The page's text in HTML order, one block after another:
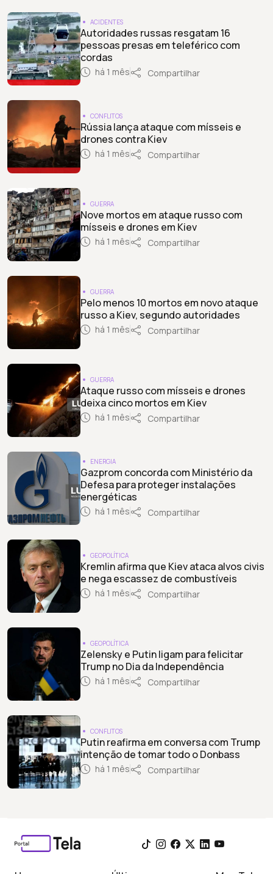
ACIDENTES
Autoridades russas resgatam 16
pessoas presas em teleférico com
cordas
há 1 mês Compartilhar
CONFLITOS
Rússia lança ataque com mísseis e
drones contra Kiev
há 1 mês Compartilhar
GUERRA
Nove mortos em ataque russo com
mísseis e drones em Kiev
há 1 mês Compartilhar
GUERRA
Pelo menos 10 mortos em novo ataque
russo a Kiev, segundo autoridades
há 1 mês Compartilhar
GUERRA
Ataque russo com mísseis e drones
deixa cinco mortos em Kiev
há 1 mês Compartilhar
ENERGIA
Gazprom concorda com Ministério da
Defesa para proteger instalações
energéticas
há 1 mês Compartilhar
GEOPOLÍTICA
Kremlin afirma que Kiev ataca alvos civis
e nega escassez de combustíveis
há 1 mês Compartilhar
GEOPOLÍTICA
Zelensky e Putin ligam para felicitar
Trump no Dia da Independência
há 1 mês Compartilhar
CONFLITOS
Putin reafirma em conversa com Trump
intenção de tomar todo o Donbass
há 1 mês Compartilhar